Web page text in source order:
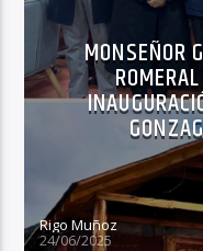
MONSEÑOR
Rigo Muñoz
24/06/2025